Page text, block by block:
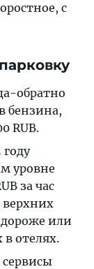
с
обратно
бензина,
RUB.
уровне
за час
верхних
или
отелях.